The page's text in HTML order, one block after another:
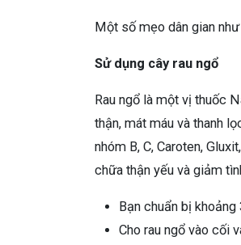
Một số mẹo dân gian như
Sử dụng cây rau ngổ
Rau ngổ là một vị thuốc
thận, mát máu và thanh
nhóm B, C, Caroten,
chữa thận yếu và giảm
Bạn chuẩn bị
Cho rau ngổ vào cối